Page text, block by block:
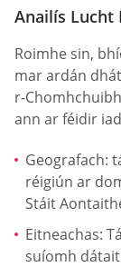
Anailís Lucht
Roimhe sin,
mar ardán
r-
ann ar féidir
Geografach:
réigiún ar
Stáit
Eitneachas:
suíomh